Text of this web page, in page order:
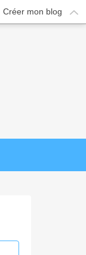
Créer mon blog